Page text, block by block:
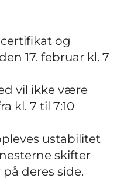
og
17. februar kl. 7
vil ikke være
kl. 7 til 7:10
ustabilitet
skifter
deres side.